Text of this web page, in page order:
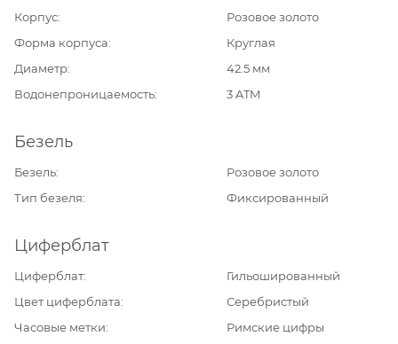
Корпус
Розовое золото
Форма корпуса
Круглая
Диаметр
42.5 мм
Водонепроницаемость
3 ATM
Безель
Безель
Розовое золото
Тип безеля
Фиксированный
Циферблат
Циферблат
Гильошированный
Цвет циферблата
Серебристый
Часовые метки
Римские цифры